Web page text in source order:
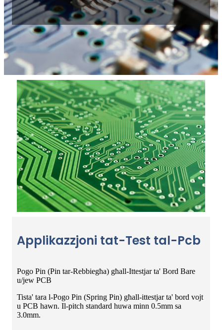
Applikazzjoni tat-Test tal-Pcb
Pogo Pin (Pin tar-Rebbiegħa) għall-Ittestjar ta' Bord Bare
u/jew PCB
Tista' tara l-Pogo Pin (Spring Pin) għall-ittestjar ta' bord vojt
u PCB hawn. Il-pitch standard huwa minn 0.5mm sa
3.0mm.